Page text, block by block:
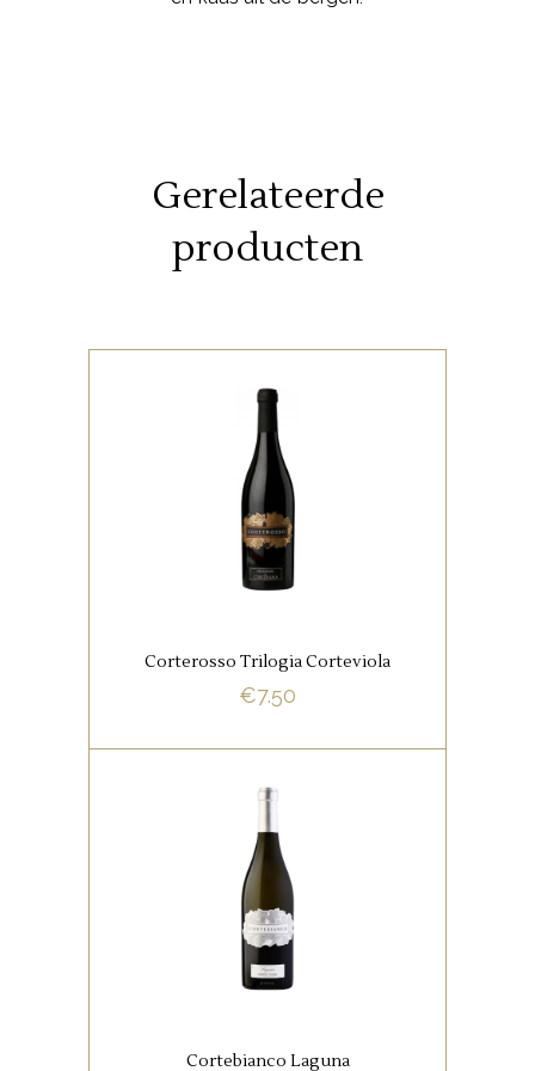
Gerelateerde
producten
ITALIAANSE FAVORIETEN
RODE WIJNEN
Onze all time favourite!
Liefhebbers van een klassiek
glas Italiaans kunnen met deze
BUY NOW
Corterosso Trilogia Corteviola
€7.50
ITALIAANSE FAVORIETEN
WITTE WIJNEN
Een fleurige uitgebalanceerde
blend van de klassieke
Siciliaanse Grillo, Chardonnay
Cortebianco Laguna